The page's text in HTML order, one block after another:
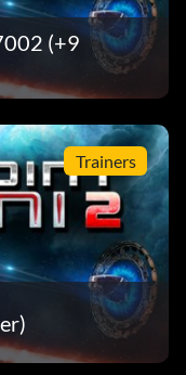
(+9
Trainers